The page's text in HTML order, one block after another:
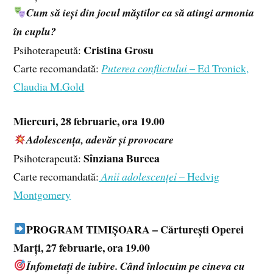
Cum să ieși din jocul măștilor ca să atingi armonia
în cuplu?
Psihoterapeută: Cristina Grosu
Carte recomandată:Puterea conflictului– Ed Tronick,
Claudia M.Gold
Miercuri, 28 februarie, ora 19.00
Adolescența, adevăr și provocare
Psihoterapeută:Sînziana Burcea
Carte recomandată: Anii adolescenței– Hedvig
Montgomery
PROGRAM TIMIȘOARA – Cărturești Operei
Marți, 27 februarie, ora 19.00
Înfometați de iubire. Când înlocuim pe cineva cu